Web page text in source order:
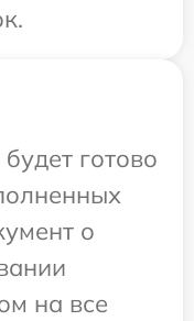
готово
о
на все